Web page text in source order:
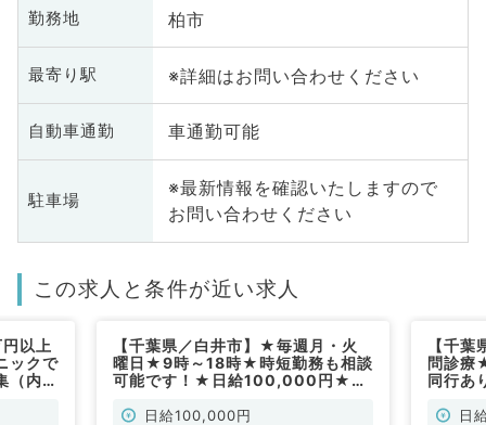
勤務地 柏市
最寄り駅 ※詳細はお問い合わせください
自動車通勤 車通勤可能
駐車場
※最新情報を確認いたしますので
お問い合わせください
この求人と条件が近い求人
以上
ックで
（内科
【千葉県／白井市】★毎週月・火
曜日★9時～18時★時短勤務も相談
可能です！★日給100,000円★ク
(神経内科／非常勤)
日給100,000円
【千
問診療
同行あ
／非常
日